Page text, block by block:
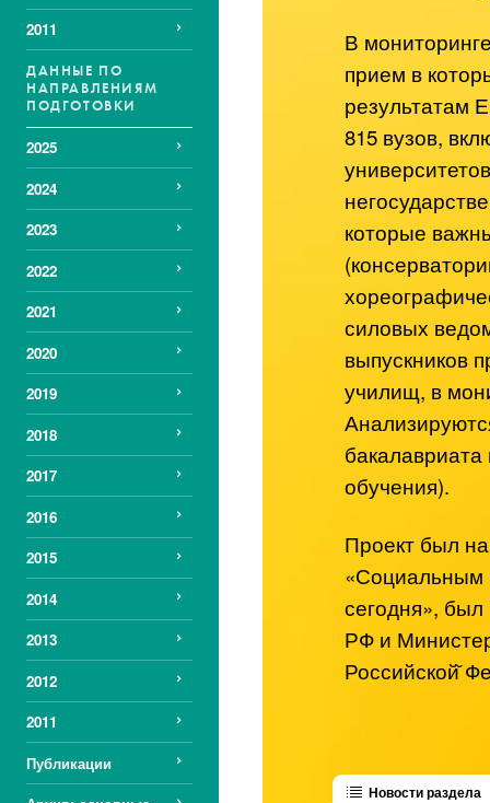
2011
ДАННЫЕ ПО
НАПРАВЛЕНИЯМ
ПОДГОТОВКИ
2025
2024
2023
2022
2021
2020
2019
2018
2017
2016
2015
2014
2013
2012
2011
Публикации
В
прием в
результатам
815 вузов,
которые
силовых
выпускников
училищ, в
обучения).
Проект был
«Социальным
сегодня»,
РФ и
Российской̆
Новости раздела